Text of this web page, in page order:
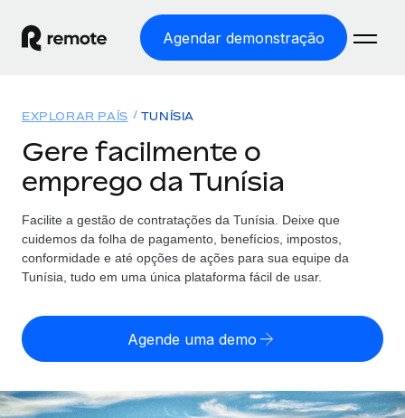
Agendar demonstração
EMPREGO GLOBAL
Processamento Salarial
Processamento salarial fácil e em conformidade
Employer of Record
entidades
globalmente
Soluções
COBERTURA GLOBAL
Explorador de países
Encontra apoio para emprego global por país
Comparar a Remote
Veja como nos comparamos com os outros
TORNE-SE NOSSO PARCEIRO
Preçário
English
Nederlands Início de sessão
EXPLORAR PAÍS TUNÍSIA
Gere facilmente o
emprego da Tunísia
Facilite a gestão de contratações da Tunísia. Deixe que
cuidemos da folha de pagamento, benefícios, impostos,
conformidade e até opções de ações para sua equipe da
Tunísia, tudo em uma única plataforma fácil de usar.
Agende uma demo